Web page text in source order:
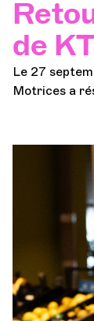
de
Le 27
Motrices a